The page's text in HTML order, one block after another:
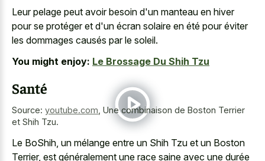
Leur pelage peut avoir besoin d'un manteau en hiver
pour se protéger et d'un écran solaire en été pour éviter
les dommages causés par le soleil.
You might enjoy: Le Brossage Du Shih Tzu
Santé
Source: youtube.com Une combinaison de Boston Terrier
et Shih Tzu.
Le BoShih, un mélange entre un Shih Tzu et un Boston
Terrier, est généralement une race saine avec une durée